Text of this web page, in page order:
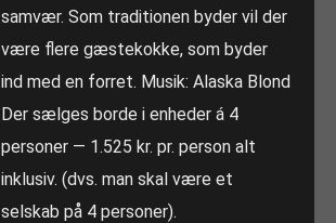
samvær. Som traditionen byder vil der
være flere gæstekokke, som byder
ind med en forret. Musik: Alaska Blond
Der sælges borde i enheder á 4
personer — 1.525 kr. pr. person alt
inklusiv. (dvs. man skal være et
selskab på 4 personer).